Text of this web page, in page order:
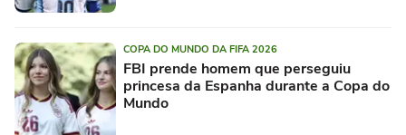
COPA DO MUNDO DA FIFA 2026
FBI prende homem que perseguiu
princesa da Espanha durante a Copa do
Mundo